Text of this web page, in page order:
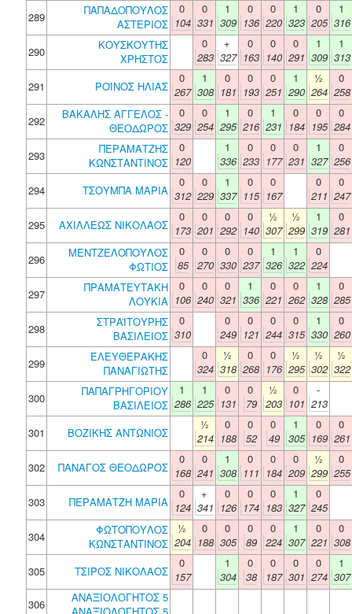
289
ΠΑΠΑΔΟΠΟΥΛΟΣ
ΑΣΤΕΡΙΟΣ
0
104
0
331
1
309
0
136
0
220
1
323
0
205
1
316
290
ΚΟΥΣΚΟΥΤΗΣ
ΧΡΗΣΤΟΣ
0
283
+
327
0
163
0
140
0
291
1
309
1
313
291
ΡΟΪΝΟΣ ΗΛΙΑΣ
0
267
1
308
0
181
0
193
0
251
1
290
½
264
0
258
292
ΒΑΚΑΛΗΣ ΑΓΓΕΛΟΣ -
ΘΕΟΔΩΡΟΣ
0
329
0
254
1
295
0
216
1
231
0
184
0
195
0
284
293
ΠΕΡΑΜΑΤΖΗΣ
ΚΩΝΣΤΑΝΤΙΝΟΣ
0
120
1
336
0
233
0
177
0
231
1
327
0
256
294
ΤΣΟΥΜΠΑ ΜΑΡΙΑ
0
312
0
229
1
337
0
115
0
167
0
211
0
247
295
ΑΧΙΛΛΕΩΣ ΝΙΚΟΛΑΟΣ
0
173
0
201
0
292
0
140
½
307
½
299
1
319
0
281
296
ΜΕΝΤΖΕΛΟΠΟΥΛΟΣ
ΦΩΤΙΟΣ
0
85
0
270
0
330
0
237
1
326
1
322
0
224
297
ΠΡΑΜΑΤΕΥΤΑΚΗ
ΛΟΥΚΙΑ
0
106
0
240
0
321
1
336
0
221
0
262
1
328
0
285
298
ΣΤΡΑΪΤΟΥΡΗΣ
ΒΑΣΙΛΕΙΟΣ
0
310
0
249
0
121
0
244
0
315
1
330
0
260
299
ΕΛΕΥΘΕΡΑΚΗΣ
ΠΑΝΑΓΙΩΤΗΣ
0
324
½
318
0
268
0
176
½
295
½
302
½
322
300
ΠΑΠΑΓΡΗΓΟΡΙΟΥ
ΒΑΣΙΛΕΙΟΣ
1
286
1
225
0
131
0
79
½
203
0
101
-
213
301
ΒΟΖΙΚΗΣ ΑΝΤΩΝΙΟΣ
½
214
0
188
0
52
0
49
1
305
0
169
0
261
302
ΠΑΝΑΓΟΣ ΘΕΟΔΩΡΟΣ
0
168
0
241
1
308
0
111
0
184
0
209
½
299
0
255
303
ΠΕΡΑΜΑΤΖΗ ΜΑΡΙΑ
0
124
+
341
0
126
0
174
0
183
1
327
0
245
304
ΦΩΤΟΠΟΥΛΟΣ
ΚΩΝΣΤΑΝΤΙΝΟΣ
½
204
0
188
0
305
0
89
0
224
1
307
0
221
0
308
305
ΤΣΙΡΟΣ ΝΙΚΟΛΑΟΣ
0
157
1
304
0
38
0
187
0
301
0
274
1
307
306
ΑΝΑΞΙΟΛΟΓΗΤΟΣ 5